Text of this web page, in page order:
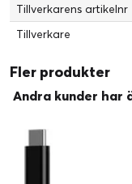
Tillverkarens artikelnr
Tillverkare
Fler produkter
Andra kunder har